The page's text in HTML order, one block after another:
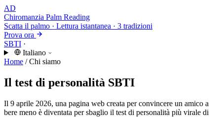
AD
Chiromanzia Palm Reading
Scatta il palmo · Lettura istantanea · 3 tradizioni
Prova ora
SBTI ·
Italiano
Home / Chi siamo
Il test di personalità SBTI
Il 9 aprile 2026, una pagina web creata per convincere un amico a
bere meno è diventata per sbaglio il test di personalità più virale di